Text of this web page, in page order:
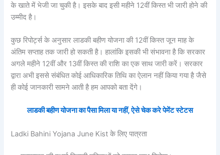
के खाते में भेजी जा चुकी है। इसके बाद इसी महीने 12वीं किस्त भी जारी होने की
उम्मीद है।
कुछ रिपोर्ट्स के अनुसार लाडकी बहीण योजना की 12वीं किस्त जून माह के
अंतिम सप्ताह तक जारी हो सकती है। हालांकि इसकी भी संभावना है कि सरकार
अगले महीने 12वीं और 13वीं किस्त की राशि का एक साथ जारी करें। सरकार
द्वारा अभी इससे संबंधित कोई आधिकारिक तिथि का ऐलान नहीं किया गया है जैसे
ही कोई जानकारी सामने आती है हम आपको बता देंगे।
लाडकी बहीण योजना का पैसा मिला या नहीं, ऐसे चेक करे पेमेंट स्टेटस
Ladki Bahini Yojana June Kist के लिए पात्रता